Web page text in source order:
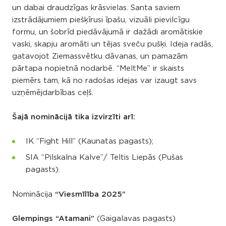
un dabai draudzīgas krāsvielas. Santa saviem
izstrādājumiem piešķīrusi īpašu, vizuāli pievilcīgu
formu, un šobrīd piedāvājumā ir dažādi aromātiskie
vaski, skapju aromāti un tējas sveču pušķi. Ideja radās,
gatavojot Ziemassvētku dāvanas, un pamazām
pārtapa nopietnā nodarbē. “MeltMe” ir skaists
piemērs tam, kā no radošas idejas var izaugt savs
uzņēmējdarbības ceļš.
Šajā nominācijā tika izvirzīti arī:
IK “Fight Hill” (Kaunatas pagasts);
SIA “Pilskalna Kalve”/ Teltis Liepās (Pušas
pagasts).
Nominācija “Viesmīlība 2025”
Glempings “Atamani” (Gaigalavas pagasts)